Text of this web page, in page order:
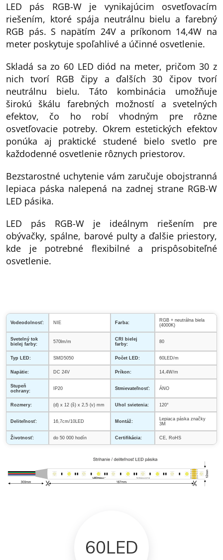
LED pás RGB-W je vynikajúcim osvetľovacím
riešením, ktoré spája neutrálnu bielu a farebný
RGB pás. S napätím 24V a príkonom 14,4W na
meter poskytuje spoľahlivé a účinné osvetlenie.
Skladá sa zo 60 LED diód na meter, pričom 30 z
nich tvorí RGB čipy a ďalších 30 čipov tvorí
neutrálnu bielu. Táto kombinácia umožňuje
širokú škálu farebných možností a svetelných
efektov, čo ho robí vhodným pre rôzne
osvetľovacie potreby. Okrem estetických efektov
ponúka aj praktické studené bielo svetlo pre
každodenné osvetlenie rôznych priestorov.
Bezstarostné uchytenie vám zaručuje obojstranná
lepiaca páska nalepená na zadnej strane RGB-W
LED pásika.
LED pás RGB-W je ideálnym riešením pre
obývačky, spálne, barové pulty a ďalšie priestory,
kde je potrebné flexibilné a prispôsobiteľné
osvetlenie.
Vodeodolnosť: NIE Farba:
RGB + neutrálna biela
(4000K)
Svetelný tok
bielej farby:
570lm/m
CRI bielej
farby:
80
Typ LED: SMD5050 Počet LED: 60LED/m
Napätie: DC 24V Príkon: 14,4W/m
Stupeň
ochrany:
IP20 Stmievateľnosť: ÁNO
Rozmery: (d) x 12 (š) x 2,5 (v) mm Uhol svietenia: 120°
Deliteľnosť: 16,7cm/10LED Montáž:
Lepiaca páska značky
3M
Životnosť: do 50 000 hodín Certifikácia: CE, RoHS
60LED